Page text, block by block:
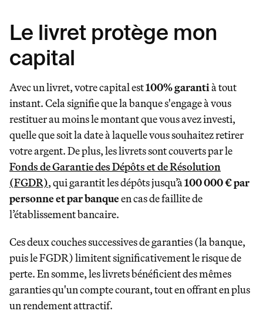
Le livret protège mon
capital
Avec un livret, votre capital est100% garantià tout
instant. Cela signifie que la banque s'engage à vous
restituer au moins le montant que vous avez investi,
quelle que soit la date à laquelle vous souhaitez retirer
votre argent. De plus, les livrets sont couverts par le
Fonds de Garantie des Dépôts et de Résolution
(FGDR), qui garantit les dépôts jusqu’à100 000 € par
personne et par banqueen cas de faillite de
l’établissement bancaire.
Ces deux couches successives de garanties (la banque,
puis le FGDR) limitent significativement le risque de
perte. En somme, les livrets bénéficient des mêmes
garanties qu'un compte courant, tout en offrant en plus
un rendement attractif.